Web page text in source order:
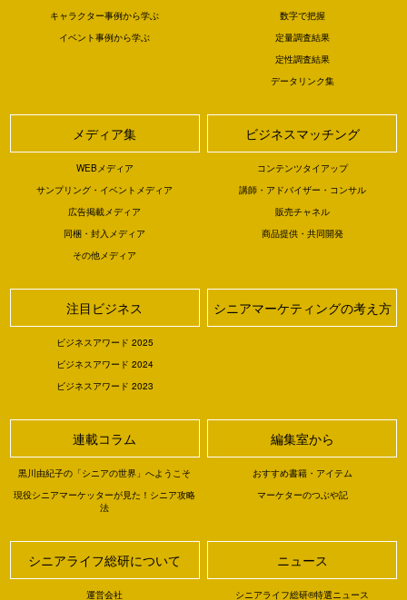
キャラクター事例から学ぶ
イベント事例から学ぶ
数字で把握
定量調査結果
定性調査結果
データリンク集
メディア集
WEBメディア
サンプリング・イベントメディア
広告掲載メディア
同梱・封入メディア
その他メディア
ビジネスマッチング
コンテンツタイアップ
講師・アドバイザー・コンサル
販売チャネル
商品提供・共同開発
注目ビジネス
ビジネスアワード 2025
ビジネスアワード 2024
ビジネスアワード 2023
シニアマーケティングの考え方
連載コラム
黒川由紀子の「シニアの世界」へようこそ
現役シニアマーケッターが見た！シニア攻略
法
編集室から
おすすめ書籍・アイテム
マーケターのつぶや記
シニアライフ総研について
運営会社
ニュース
シニアライフ総研®特選ニュース